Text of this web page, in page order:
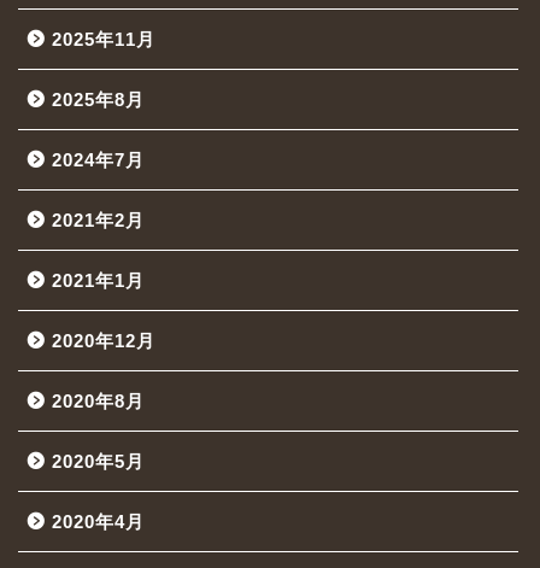
2025年11月
2025年8月
2024年7月
2021年2月
2021年1月
2020年12月
2020年8月
2020年5月
2020年4月